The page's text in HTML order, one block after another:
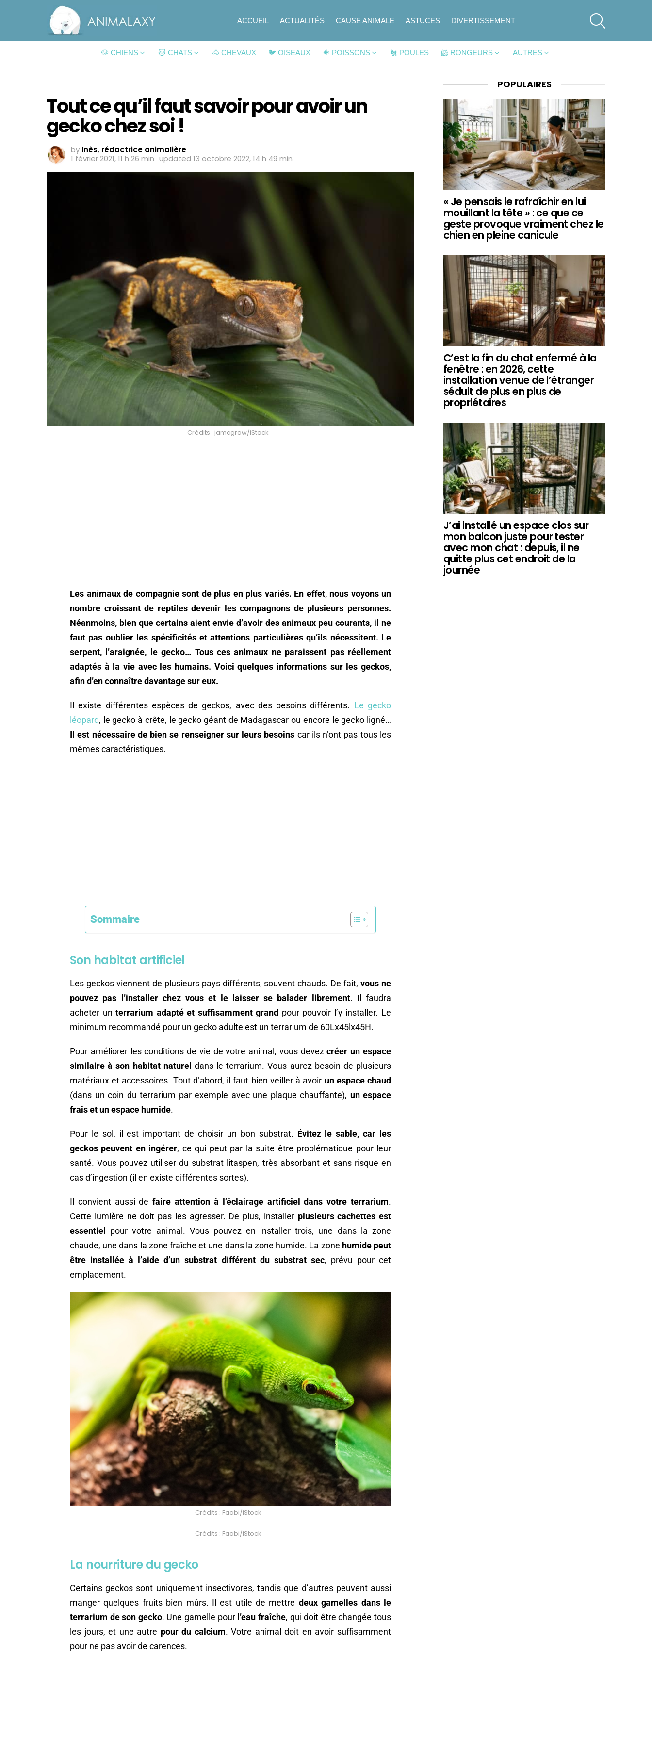
ACCUEIL ACTUALITÉS CAUSE ANIMALE ASTUCES DIVERTISSEMENT
🐶 CHIENS 🐱 CHATS 🐴 CHEVAUX 🐦 OISEAUX 🐠 POISSONS 🐔 POULES 🐹 RONGEURS AUTRES
Tout ce qu’il faut savoir pour avoir un
gecko chez soi !
by Inès, rédactrice animalière
1 février 2021, 11 h 26 min updated 13 octobre 2022, 14 h 49 min
Crédits : jamcgraw/iStock
Les animaux de compagnie sont de plus en plus variés. En effet, nous voyons un
nombre croissant de reptiles devenir les compagnons de plusieurs personnes.
Néanmoins, bien que certains aient envie d’avoir des animaux peu courants, il ne
faut pas oublier les spécificités et attentions particulières qu’ils nécessitent. Le
serpent, l’araignée, le gecko… Tous ces animaux ne paraissent pas réellement
adaptés à la vie avec les humains. Voici quelques informations sur les geckos,
afin d’en connaître davantage sur eux.
Il existe différentes espèces de geckos, avec des besoins différents. Le gecko
léopard, le gecko à crête, le gecko géant de Madagascar ou encore le gecko ligné…
Il est nécessaire de bien se renseigner sur leurs besoins car ils n’ont pas tous les
mêmes caractéristiques.
Sommaire
Son habitat artificiel
Les geckos viennent de plusieurs pays différents, souvent chauds. De fait,vous ne
pouvez pas l’installer chez vous et le laisser se balader librement. Il faudra
acheter unterrarium adapté et suffisamment grand pour pouvoir l’y installer. Le
minimum recommandé pour un gecko adulte est un terrarium de 60Lx45lx45H.
Pour améliorer les conditions de vie de votre animal, vous devezcréer un espace
similaire à son habitat naturel dans le terrarium. Vous aurez besoin de plusieurs
matériaux et accessoires. Tout d’abord, il faut bien veiller à avoir un espace chaud
(dans un coin du terrarium par exemple avec une plaque chauffante), un espace
frais et un espace humide.
Pour le sol, il est important de choisir un bon substrat. Évitez le sable, car les
geckos peuvent en ingérer, ce qui peut par la suite être problématique pour leur
santé. Vous pouvez utiliser du substrat litaspen, très absorbant et sans risque en
cas d’ingestion (il en existe différentes sortes).
Il convient aussi de faire attention à l’éclairage artificiel dans votre terrarium.
Cette lumière ne doit pas les agresser. De plus, installer plusieurs cachettes est
essentiel pour votre animal. Vous pouvez en installer trois, une dans la zone
chaude, une dans la zone fraîche et une dans la zone humide. La zone humide peut
être installée à l’aide d’un substrat différent du substrat sec, prévu pour cet
emplacement.
Crédits : Faabi/iStock
Crédits : Faabi/iStock
La nourriture du gecko
Certains geckos sont uniquement insectivores, tandis que d’autres peuvent aussi
manger quelques fruits bien mûrs. Il est utile de mettre deux gamelles dans le
terrarium de son gecko. Une gamelle pour l’eau fraîche, qui doit être changée tous
les jours, et une autre pour du calcium. Votre animal doit en avoir suffisamment
pour ne pas avoir de carences.
POPULAIRES
« Je pensais le rafraîchir en lui
mouillant la tête » : ce que ce
geste provoque vraiment chez le
chien en pleine canicule
C’est la fin du chat enfermé à la
fenêtre : en 2026, cette
installation venue de l’étranger
séduit de plus en plus de
propriétaires
J’ai installé un espace clos sur
mon balcon juste pour tester
avec mon chat : depuis, il ne
quitte plus cet endroit de la
journée